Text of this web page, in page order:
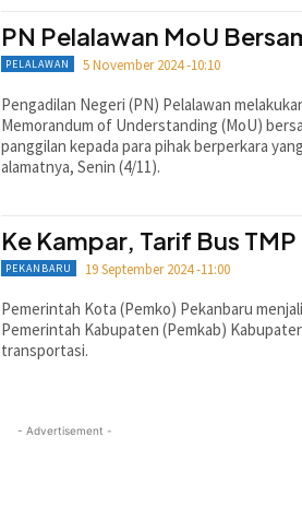
PN Pelalawan MoU
PELALAWAN 5 November 2024 -10:10
Pengadilan Negeri (PN) Pelalawan
Memorandum of Understanding (MoU)
panggilan kepada para pihak berperkara
alamatnya, Senin (4/11).
Ke Kampar, Tarif Bus
PEKANBARU 19 September 2024 -11:00
Pemerintah Kota (Pemko) Pekanbaru
Pemerintah Kabupaten (Pemkab)
transportasi.
- Advertisement -